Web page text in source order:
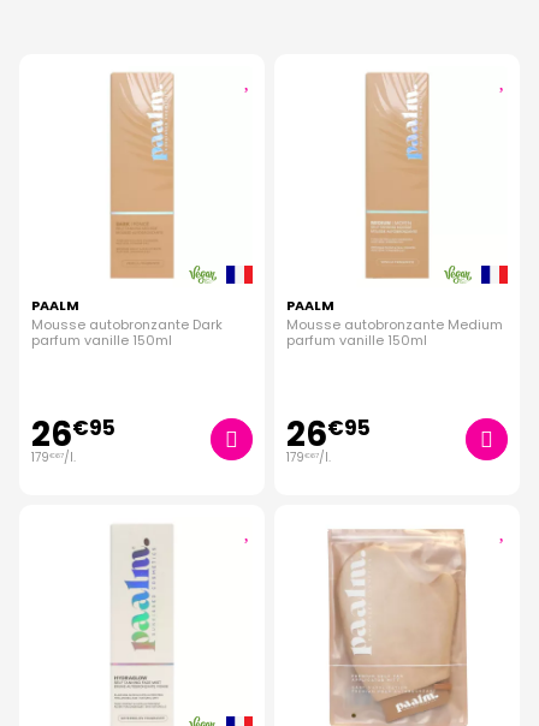
PAALM
Mousse autobronzante Dark
parfum vanille 150ml
26€95
179€67/l.
PAALM
Mousse autobronzante Medium
parfum vanille 150ml
26€95
179€67/l.